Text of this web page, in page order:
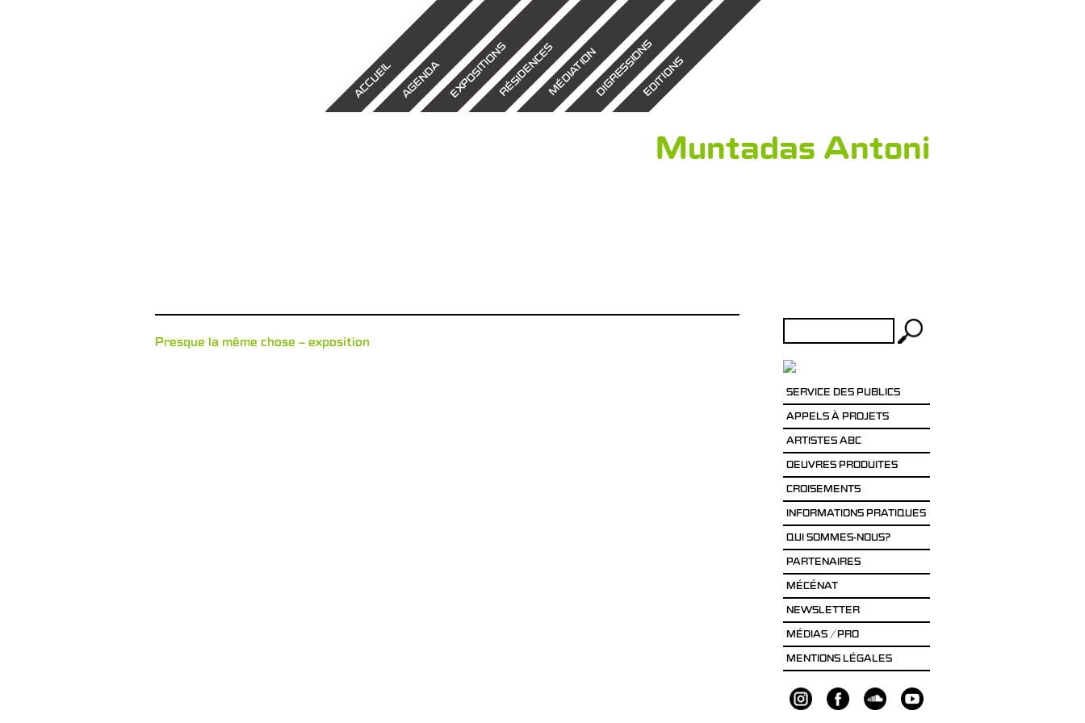
ACCUEILAGENDAEXPOSITIONSRÉSIDENCESMÉDIATIONDIGRESSIONSEDITIONS
Muntadas Antoni
Presque la même chose – exposition
SERVICE DES PUBLICS
APPELS À PROJETS
ARTISTES ABC
OEUVRES PRODUITES
CROISEMENTS
INFORMATIONS PRATIQUES
QUI SOMMES-NOUS?
PARTENAIRES
MÉCÉNAT
NEWSLETTER
MÉDIAS / PRO
MENTIONS LÉGALES